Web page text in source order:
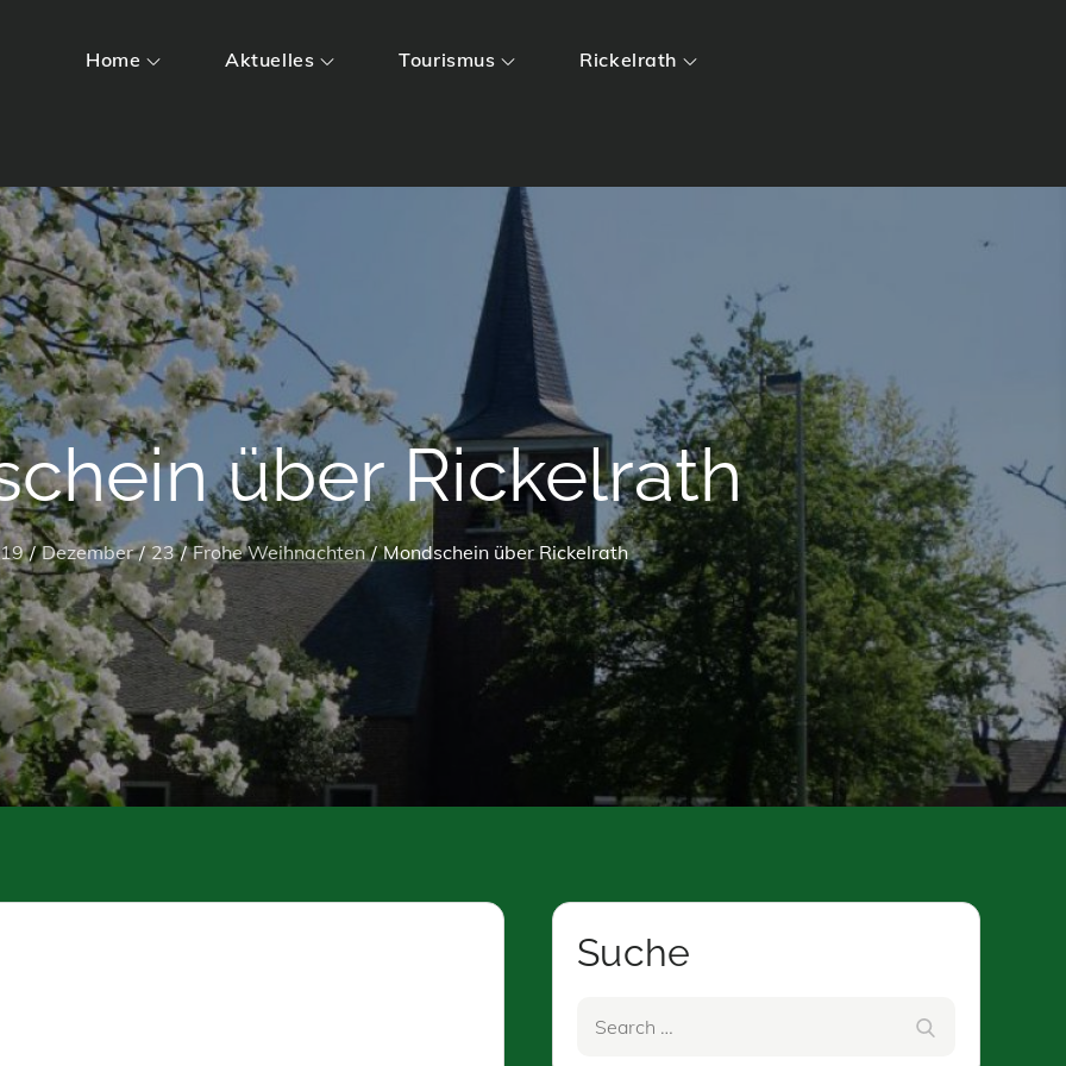
Home Aktuelles Tourismus Rickelrath
über Rickelrath
Dezember 23 Frohe Weihnachten Mondschein über Rickelrath
Suche